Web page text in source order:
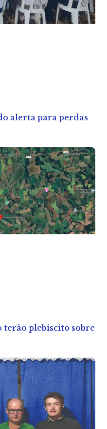
alerta para perdas
terão plebiscito sobre